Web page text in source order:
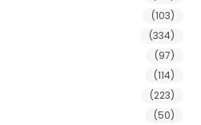
(103)
(334)
(97)
(114)
(223)
(50)